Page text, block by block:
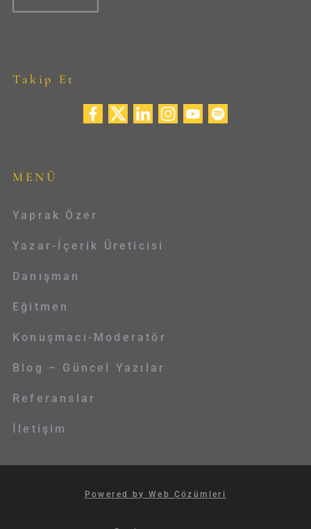
Takip Et
MENÜ
Yaprak Özer
Yazar-İçerik Üreticisi
Danışman
Eğitmen
Konuşmacı-Moderatör
Blog – Güncel Yazılar
Referanslar
İletişim
Powered by Web Çözümleri